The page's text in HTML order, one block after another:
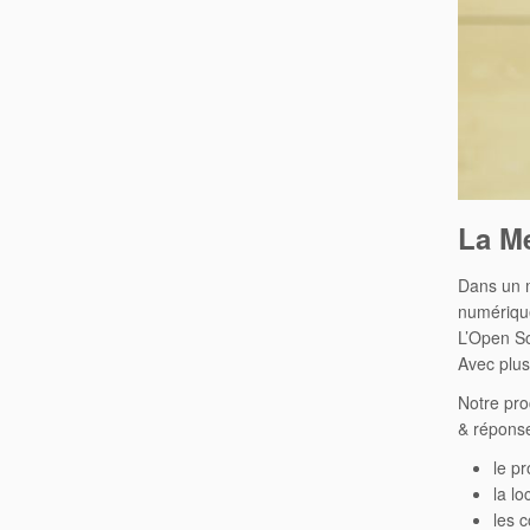
La
Dans un
L’Open
Avec
Notre
&
le
la
les